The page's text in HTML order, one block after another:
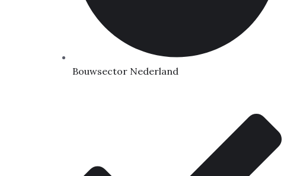
Bouwsector Nederland